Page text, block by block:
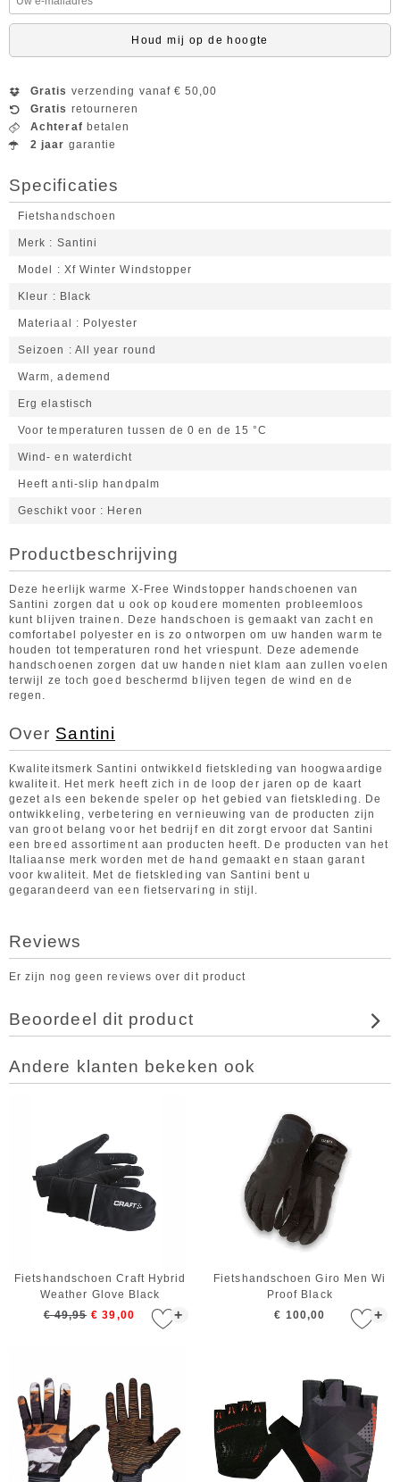
Houd mij op de hoogte
Gratis verzending vanaf € 50,00
Gratis retourneren
Achteraf betalen
2 jaar garantie
Specificaties
Fietshandschoen
Merk Santini
Model Xf Winter Windstopper
Kleur Black
Materiaal Polyester
Seizoen All year round
Warm, ademend
Erg elastisch
Voor temperaturen tussen de 0 en de 15 °C
Wind- en waterdicht
Heeft anti-slip handpalm
Geschikt voor Heren
Productbeschrijving
Deze heerlijk warme X-Free Windstopper handschoenen van
Santini zorgen dat u ook op koudere momenten probleemloos
kunt blijven trainen. Deze handschoen is gemaakt van zacht en
comfortabel polyester en is zo ontworpen om uw handen warm te
houden tot temperaturen rond het vriespunt. Deze ademende
handschoenen zorgen dat uw handen niet klam aan zullen voelen
terwijl ze toch goed beschermd blijven tegen de wind en de
regen.
Over Santini
Kwaliteitsmerk Santini ontwikkeld fietskleding van hoogwaardige
kwaliteit. Het merk heeft zich in de loop der jaren op de kaart
gezet als een bekende speler op het gebied van fietskleding. De
ontwikkeling, verbetering en vernieuwing van de producten zijn
van groot belang voor het bedrijf en dit zorgt ervoor dat Santini
een breed assortiment aan producten heeft. De producten van het
Italiaanse merk worden met de hand gemaakt en staan garant
voor kwaliteit. Met de fietskleding van Santini bent u
gegarandeerd van een fietservaring in stijl.
Reviews
Er zijn nog geen reviews over dit product
Beoordeel dit product
Andere klanten bekeken ook
+
Fietshandschoen Craft Hybrid
Weather Glove Black
€ 49,95 € 39,00 +
Fietshandschoen Giro Men Wi
Proof Black
€ 100,00